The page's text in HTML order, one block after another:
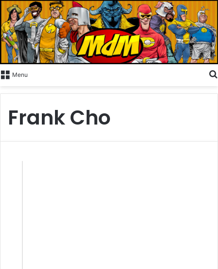
Menu
Frank Cho